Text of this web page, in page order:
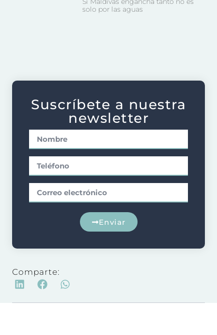
solo por las aguas
Suscríbete a nuestra
newsletter
Enviar
Comparte: